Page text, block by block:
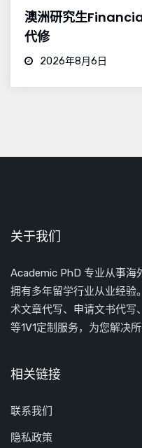
澳洲研究生
代修
2026年8月6日
关于我们
Academic PhD 专业从事海
拥有多年留学行业从业经验
术文章代写、申请文书代写
等1V1定制服务，为您解决所
相关链接
联系我们
隐私政策